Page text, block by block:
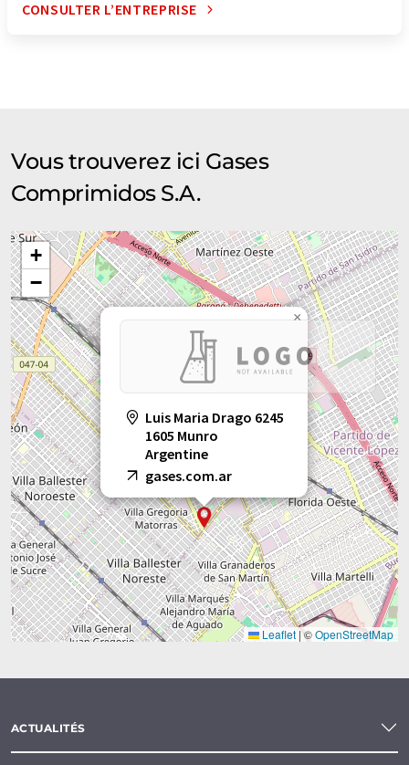
CONSULTER L’ENTREPRISE
Vous trouverez ici Gases
Comprimidos S.A.
Luis Maria Drago 6245
1605 Munro
Argentine
gases.com.ar
×
+
−
Leaflet|©OpenStreetMap
ACTUALITÉS